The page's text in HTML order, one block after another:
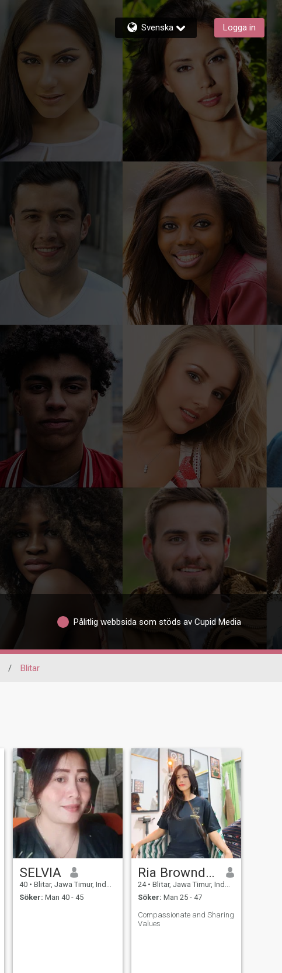
Svenska Logga in
Pålitlig webbsida som stöds av Cupid Media
/ Blitar
SELVIA
40 • Blitar, Jawa Timur, Indonesien
Söker: Man 40 - 45
Ria Browndee
24 • Blitar, Jawa Timur, Indonesien
Söker: Man 25 - 47
Compassionate and Sharing
Values